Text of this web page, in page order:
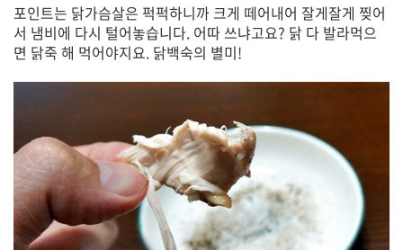
포인트는 닭가슴살은 퍽퍽하니까 크게 떼어내어 잘게잘게 찢어
서 냄비에 다시 털어놓습니다. 어따 쓰냐고요? 닭 다 발라먹으
면 닭죽 해 먹어야지요. 닭백숙의 별미!